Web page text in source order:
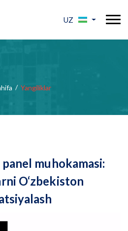
UZ
Yangiliklar
muhokamasi:
O‘zbekiston